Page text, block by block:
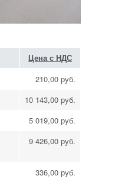
Цена с НДС
210,00 руб.
10 143,00 руб.
5 019,00 руб.
9 426,00 руб.
336,00 руб.